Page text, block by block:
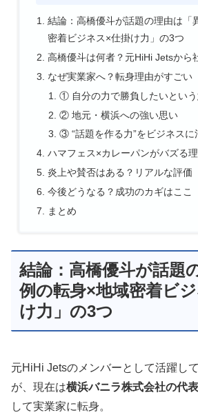
結論：高橋優斗が話題の理由は「
密着ビジネス×仕掛け力」の3つ
高橋優斗は何者？元HiHi Jetsから
なぜ実業家へ？転身理由がすごい
① 自分の力で勝負したいとい
② 地元・横浜への強い思い
③ “話題を作る力”をビジネスに
ハマフェス×カレーパンがバズる
炎上や賛否はある？リアルな評価
今後どうなる？成功のカギはここ
まとめ
結論：高橋優斗が話題
例の転身×地域密着ビ
け力」の3つ
元HiHi Jetsのメンバーとして活躍し
が、現在は横浜バニラ株式会社の代
して実業家に転身。